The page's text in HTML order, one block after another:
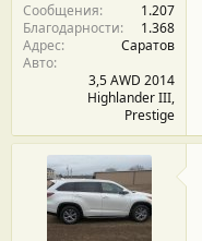
Сообщения
1.207
Благодарности
1.368
Адрес
Саратов
Авто
3,5 AWD 2014
Highlander III,
Prestige